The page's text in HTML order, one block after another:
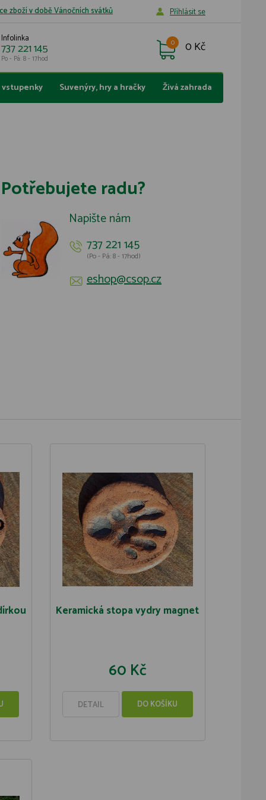
zboží v době Vánočních svátků Příhlásit se
Infolinka
737 221 145
Po - Pá: 8 - 17hod
0 Kč
0
vstupenky Suvenýry, hry a hračky Živá zahrada
Potřebujete radu?
Napište nám
737 221 145
(Po - Pá: 8 - 17hod)
eshop@csop.cz
Keramická stopa vydry magnet
60 Kč
DETAIL DO KOŠÍKU